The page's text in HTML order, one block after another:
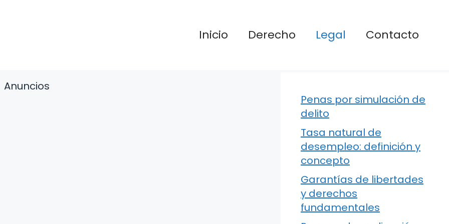
Inicio Derecho Legal Contacto
Anuncios
Penas por simulación de
delito
Tasa natural de
desempleo: definición y
concepto
Garantías de libertades
y derechos
fundamentales